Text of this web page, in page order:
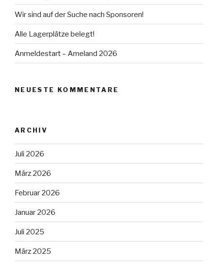
Wir sind auf der Suche nach Sponsoren!
Alle Lagerplätze belegt!
Anmeldestart – Ameland 2026
NEUESTE KOMMENTARE
ARCHIV
Juli 2026
März 2026
Februar 2026
Januar 2026
Juli 2025
März 2025